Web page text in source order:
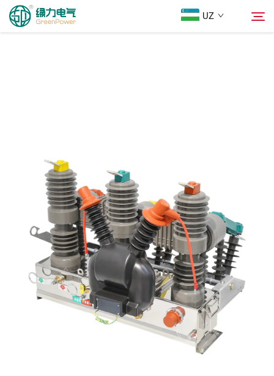
UZ
Yechimlar
Юкلاш
Biz bilan bog'lanish